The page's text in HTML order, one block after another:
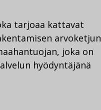
tarjoaa kattavat
arvoketjun
joka on
hyödyntäjänä